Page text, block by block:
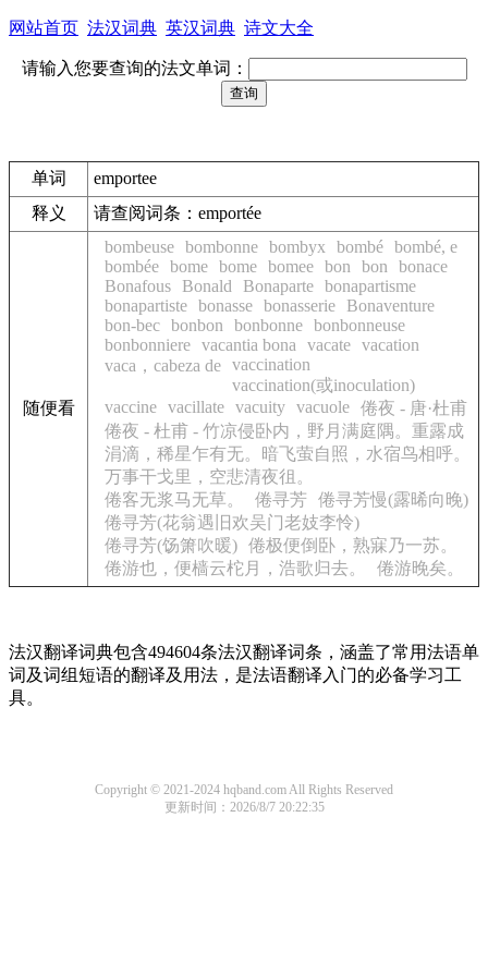
网站首页 法汉词典 英汉词典 诗文大全
请输入您要查询的法文单词：
单词
emportee
释义
请查阅词条：emportée
随便看
bombeuse bombonne bombyx bombé bombé, e
bombée bome bome bomee bon bon
bonace
Bonafous
Bonald Bonaparte bonapartisme
bonapartiste bonasse bonasserie
Bonaventure
bon-bec bonbon bonbonne bonbonneuse
bonbonniere vacantia bona vacate vacation
vaca，cabeza de vaccination
vaccination(或inoculation)
vaccine vacillate vacuity vacuole 倦夜 - 唐·杜甫
倦夜 - 杜甫 - 竹凉侵卧内，野月满庭隅。重露成
涓滴，稀星乍有无。暗飞萤自照，水宿鸟相呼。
万事干戈里，空悲清夜徂。
倦客无浆马无草。
倦寻芳 倦寻芳慢(露晞向晚)
倦寻芳(花翁遇旧欢吴门老妓李怜)
倦寻芳(饧箫吹暖) 倦极便倒卧，熟寐乃一苏。
倦游也，便樯云柁月，浩歌归去。
倦游晚矣。
法汉翻译词典包含494604条法汉翻译词条，涵盖了常用法语单
词及词组短语的翻译及用法，是法语翻译入门的必备学习工
具。
Copyright © 2021-2024 hqband.com All Rights Reserved
更新时间：2026/8/7 20:22:35